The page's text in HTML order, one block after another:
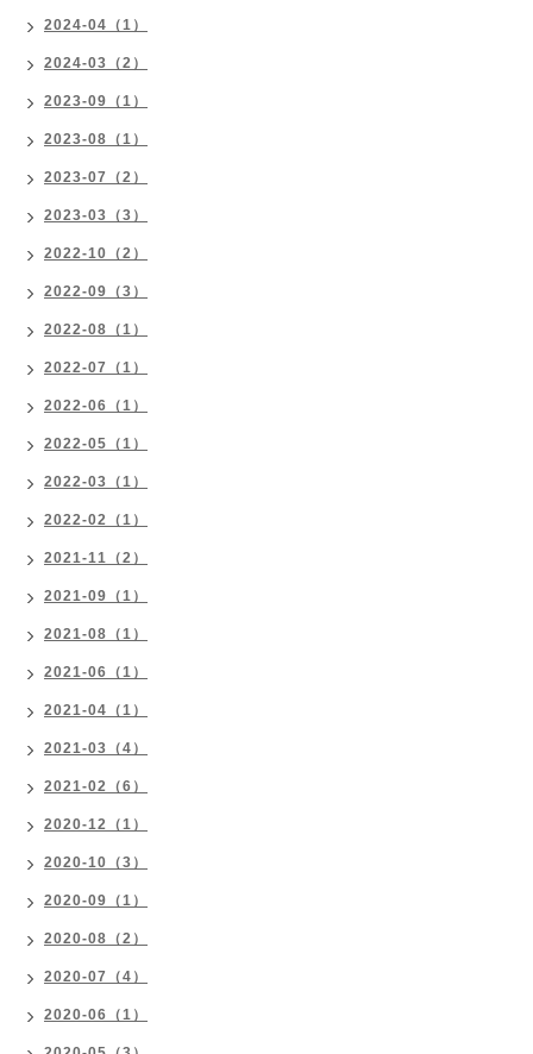
2024-04（1）
2024-03（2）
2023-09（1）
2023-08（1）
2023-07（2）
2023-03（3）
2022-10（2）
2022-09（3）
2022-08（1）
2022-07（1）
2022-06（1）
2022-05（1）
2022-03（1）
2022-02（1）
2021-11（2）
2021-09（1）
2021-08（1）
2021-06（1）
2021-04（1）
2021-03（4）
2021-02（6）
2020-12（1）
2020-10（3）
2020-09（1）
2020-08（2）
2020-07（4）
2020-06（1）